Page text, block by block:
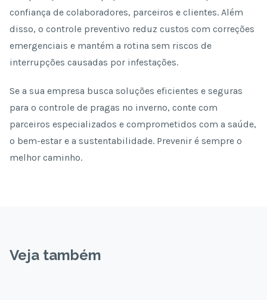
confiança de colaboradores, parceiros e clientes. Além
disso, o controle preventivo reduz custos com correções
emergenciais e mantém a rotina sem riscos de
interrupções causadas por infestações.
Se a sua empresa busca soluções eficientes e seguras
para o controle de pragas no inverno, conte com
parceiros especializados e comprometidos com a saúde,
o bem-estar e a sustentabilidade. Prevenir é sempre o
melhor caminho.
Veja também